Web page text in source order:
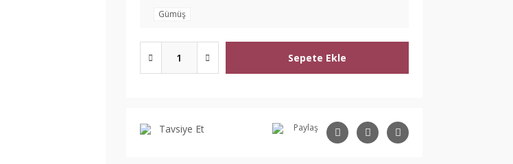
Gümüş
Sepete Ekle
Tavsiye Et Paylaş